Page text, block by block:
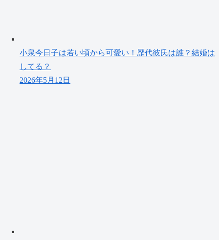
小泉今日子は若い頃から可愛い！歴代彼氏は誰？結婚は
してる？
2026年5月12日